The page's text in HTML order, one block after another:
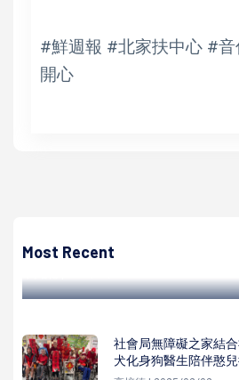
#鮮週報 #北家扶中心 #
開心
Most Recent
展補助計畫成果發表
社會局無障礙之家結
犬化身狗醫生陪伴憨